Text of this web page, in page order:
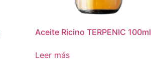
Aceite Ricino TERPENIC 100ml
Leer más